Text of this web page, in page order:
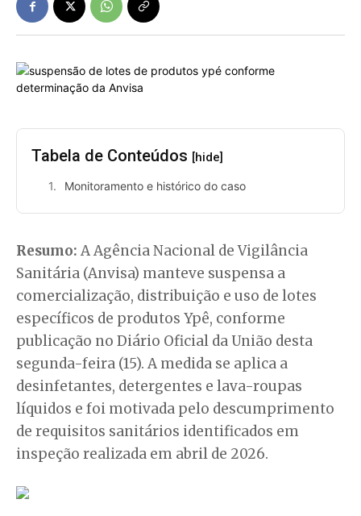
Tabela de Conteúdos [hide]
Monitoramento e histórico do caso
Resumo: A Agência Nacional de Vigilância
Sanitária (Anvisa) manteve suspensa a
comercialização, distribuição e uso de lotes
específicos de produtos Ypê, conforme
publicação no Diário Oficial da União desta
segunda-feira (15). A medida se aplica a
desinfetantes, detergentes e lava-roupas
líquidos e foi motivada pelo descumprimento
de requisitos sanitários identificados em
inspeção realizada em abril de 2026.